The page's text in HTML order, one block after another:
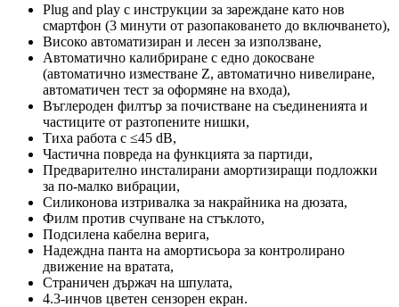
Plug and play с инструкции за зареждане като нов
смартфон (3 минути от разопаковането до включването),
Високо автоматизиран и лесен за използване,
Автоматично калибриране с едно докосване
(автоматично изместване Z, автоматично нивелиране,
автоматичен тест за оформяне на входа),
Въглероден филтър за почистване на съединенията и
частиците от разтопените нишки,
Тиха работа с ≤45 dB,
Частична повреда на функцията за партиди,
Предварително инсталирани амортизиращи подложки
за по-малко вибрации,
Силиконова изтривалка за накрайника на дюзата,
Филм против счупване на стъклото,
Подсилена кабелна верига,
Надеждна панта на амортисьора за контролирано
движение на вратата,
Страничен държач на шпулата,
4.3-инчов цветен сензорен екран.